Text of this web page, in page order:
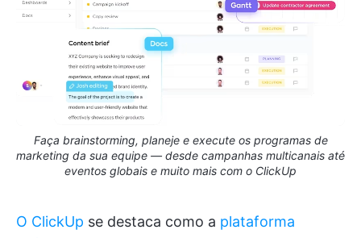
Faça brainstorming, planeje e execute os programas de
marketing da sua equipe — desde campanhas multicanais até
eventos globais e muito mais com o ClickUp
O ClickUp se destaca como a plataforma